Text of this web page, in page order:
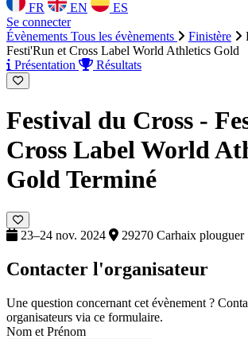
FR EN
ES
Se connecter
Évènements Tous les évènements Finistère
Festi'Run et Cross Label World Athletics Gold
Présentation
Résultats
Festival du Cross -
Cross Label World
GoldTerminé
23–24 nov. 2024 29270 Carhaix plouguer
Contacter l'organisateur
Une question concernant cet évènement ?
organisateurs via ce formulaire.
Nom et Prénom